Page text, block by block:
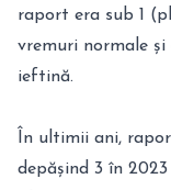
raport era sub 1
vremuri normale
ieftină.
În ultimii ani,
depășind 3 în